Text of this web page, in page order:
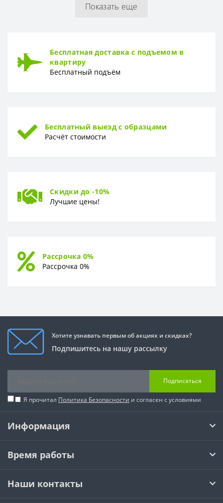
Показать еще
Бесплатная доставка с подъемом в
квартиру
Бесплатный подъём
Бесплатный выезд с образцами
Расчёт стоимости
Скидки до -10%
Лучшие цены!
Рассрочка 0%
Рассрочка 0%
Хотите узнавать первым об акциях и скидках?
Подпишитесь на нашу рассылку
Подписаться
Я прочитал Политика Безопасности и согласен с условиями
Информация
Время работы
Наши контакты